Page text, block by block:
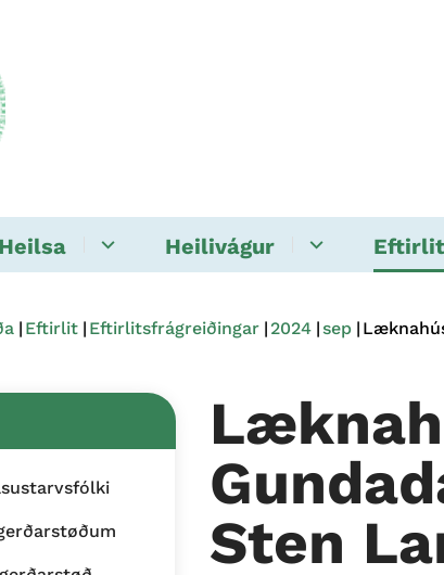
Heilsa Heilivágur Eftirlit
Eftirlit Eftirlitsfrágreiðingar 2024 sep
Sten